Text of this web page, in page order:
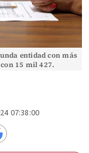
entidad con más
15 mil 427.
07:38:00